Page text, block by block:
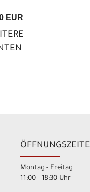
EUR
Montag - Freitag
11:00 - 18:30 Uhr